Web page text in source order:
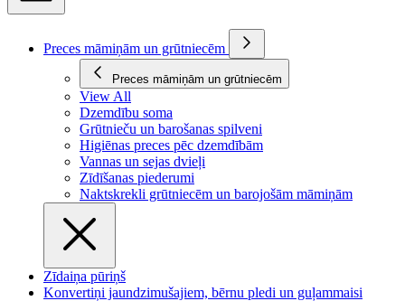
Preces māmiņām un grūtniecēm
Preces māmiņām un grūtniecēm
View All
Dzemdību soma
Grūtnieču un barošanas spilveni
Higiēnas preces pēc dzemdībām
Vannas un sejas dvieļi
Zīdīšanas piederumi
Naktskrekli grūtniecēm un barojošām māmiņām
Zīdaiņa pūriņš
Konvertiņi jaundzimušajiem, bērnu pledi un guļammaisi